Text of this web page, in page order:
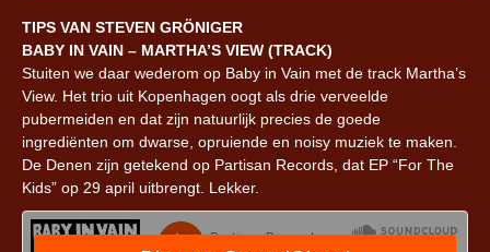
TIPS VAN STEVEN GRÖNIGER
BABY IN VAIN – MARTHA’S VIEW (TRACK)
Stuiten we daar wederom op Baby in Vain met de track Martha’s
View. Het trio uit Kopenhagen oogt als drie verveelde
pubermeiden en dat zijn natuurlijk precies de goede
ingrediënten om dwarse, opruiende en noisy muziek te maken.
De Denen zijn getekend op Partisan Records, dat EP “For The
Kids” op 29 april uitbrengt. Lekker.